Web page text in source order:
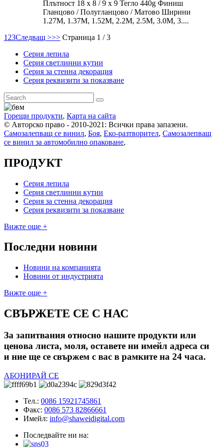
Плътност 18 x 8 / 9 x 9 Тегло 440g Финиш
Гланцово / Полугланцово / Матово Ширини
1.27M, 1.37M, 1.52M, 2.2M, 2.5M, 3.0M, 3....
1 23Следващ >>> Страница 1 / 3
Серия лепила
Серия светлинни кутии
Серия за стенна декорация
Серия реквизити за показване
Горещи продукти, Карта на сайта
© Авторско право - 2010-2021: Всички права запазени.
Самозалепващ се винил, Боя, Еко-разтворител, Самозалепващ
се винил за автомобилно опаковане,
ПРОДУКТ
Серия лепила
Серия светлинни кутии
Серия за стенна декорация
Серия реквизити за показване
Вижте още +
Последни новини
Новини на компанията
Новини от индустрията
Вижте още +
СВЪРЖЕТЕ СЕ С НАС
За запитвания относно нашите продукти или
ценова листа, моля, оставете ни имейл адреса си
и ние ще се свържем с вас в рамките на 24 часа.
АБОНИРАЙ СЕ
Тел.: 0086 15921745861
Факс: 0086 573 82866661
Имейл: info@shaweidigital.com
Последвайте ни на: